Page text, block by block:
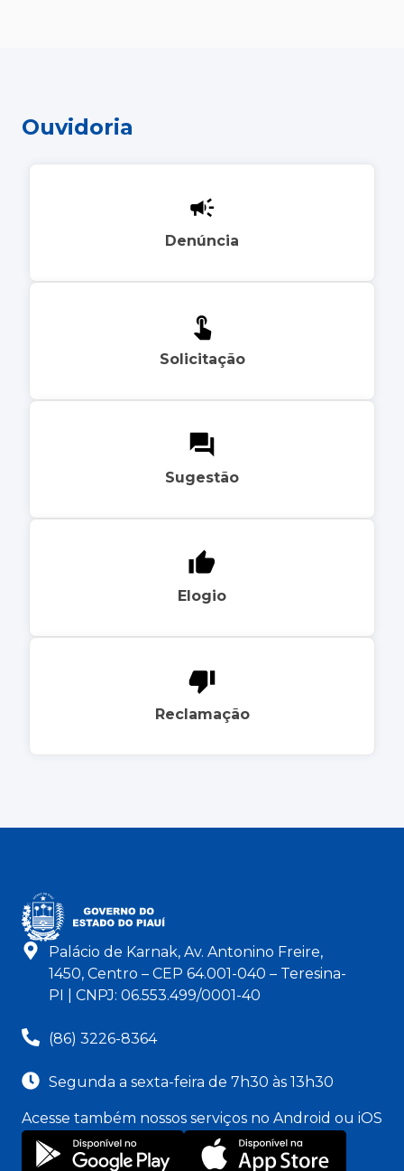
Ouvidoria
Denúncia
Solicitação
Sugestão
Elogio
Reclamação
Palácio de Karnak, Av. Antonino Freire,
1450, Centro – CEP 64.001-040 – Teresina-
PI | CNPJ: 06.553.499/0001-40
(86) 3226-8364
Segunda a sexta-feira de 7h30 às 13h30
Acesse também nossos serviços no Android ou iOS